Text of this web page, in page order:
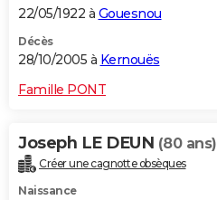
22/05/1922 à Gouesnou
Décès
28/10/2005 à Kernouës
Famille PONT
Joseph LE DEUN (80 ans)
Créer une cagnotte obsèques
Naissance